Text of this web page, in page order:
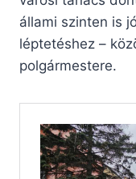
állami szinten is
léptetéshez –
polgármestere.